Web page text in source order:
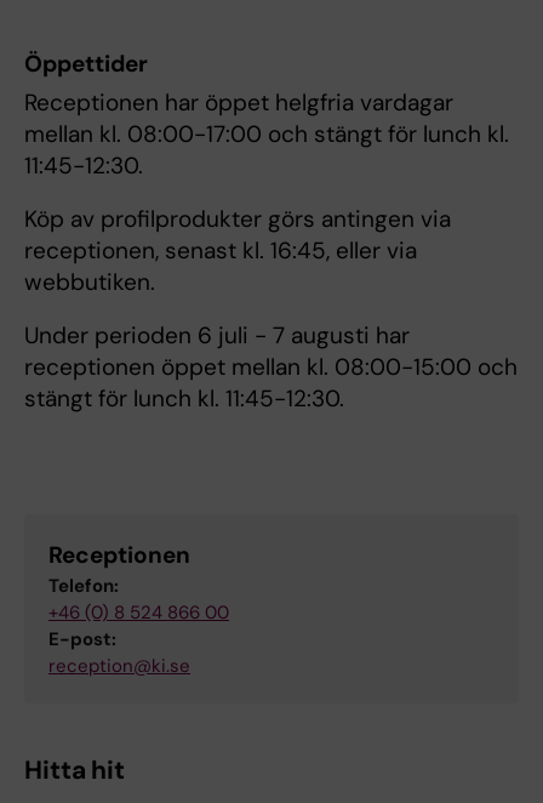
Öppettider
Receptionen har öppet helgfria vardagar
mellan kl. 08:00-17:00 och stängt för lunch kl.
11:45-12:30.
Köp av profilprodukter görs antingen via
receptionen, senast kl. 16:45, eller via
webbutiken.
Under perioden 6 juli - 7 augusti har
receptionen öppet mellan kl. 08:00-15:00 och
stängt för lunch kl. 11:45-12:30.
Receptionen
Telefon:
+46 (0) 8 524 866 00
E-post:
reception@ki.se
Hitta hit